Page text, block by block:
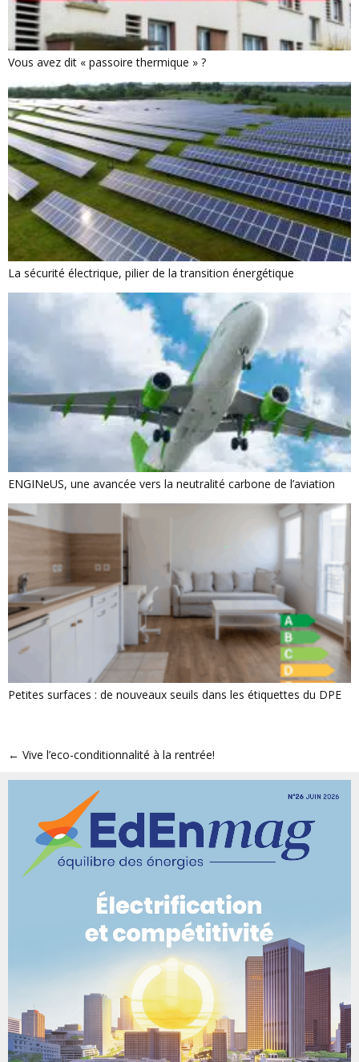
Vous avez dit « passoire thermique » ?
La sécurité électrique, pilier de la transition énergétique
ENGINeUS, une avancée vers la neutralité carbone de l’aviation
Petites surfaces : de nouveaux seuils dans les étiquettes du DPE
← Vive l’eco-conditionnalité à la rentrée!